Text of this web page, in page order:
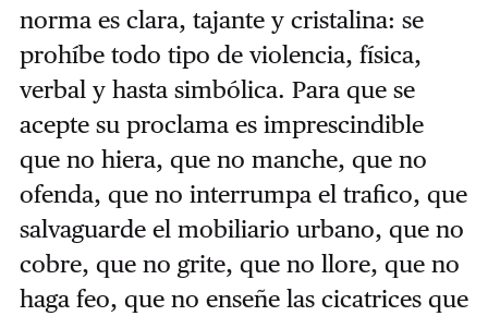
norma es clara, tajante y cristalina: se
prohíbe todo tipo de violencia, física,
verbal y hasta simbólica. Para que se
acepte su proclama es imprescindible
que no hiera, que no manche, que no
ofenda, que no interrumpa el trafico, que
salvaguarde el mobiliario urbano, que no
cobre, que no grite, que no llore, que no
haga feo, que no enseñe las cicatrices que